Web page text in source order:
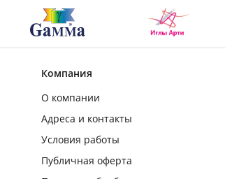
Компания
О компании
Адреса и контакты
Условия работы
Публичная оферта